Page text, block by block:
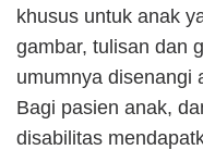
khusus untuk anak
gambar, tulisan dan
umumnya disenangi
Bagi pasien anak,
disabilitas